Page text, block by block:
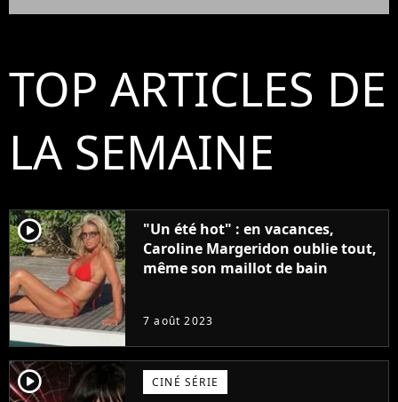
TOP ARTICLES DE
LA SEMAINE
player2
"Un été hot" : en vacances,
Caroline Margeridon oublie tout,
même son maillot de bain
7 août 2023
player2 CINÉ SÉRIE